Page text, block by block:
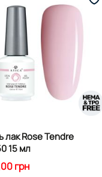
лак Rose Tendre
15 мл
грн